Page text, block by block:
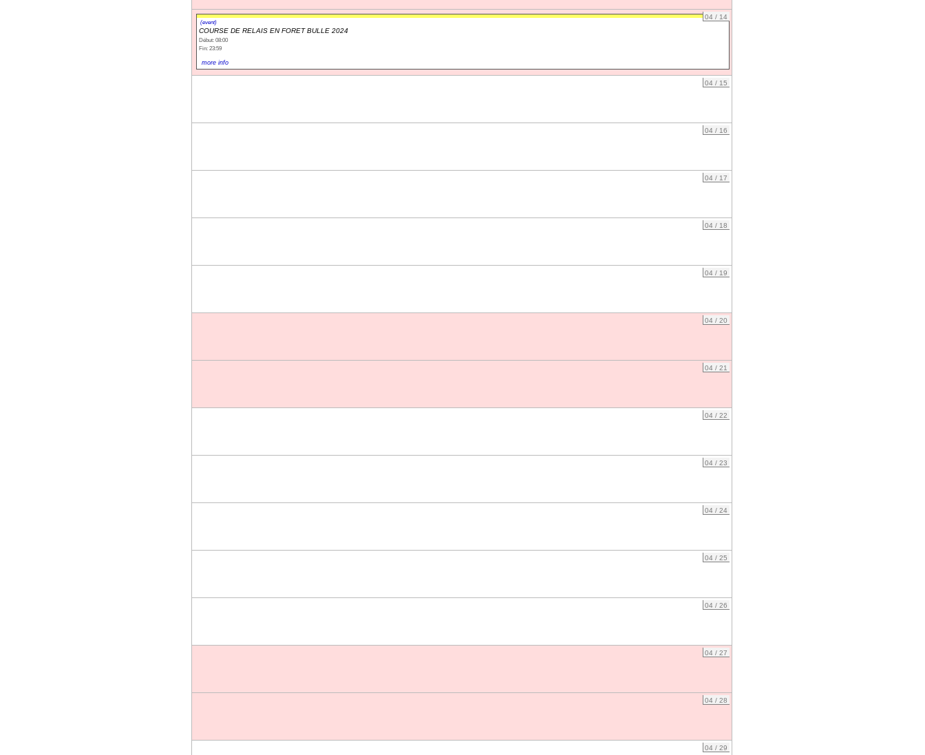
04 / 14
(event)
COURSE DE RELAIS EN FORET BULLE 2024
Début: 08:00
Fin: 23:59
more info
04 / 15
04 / 16
04 / 17
04 / 18
04 / 19
04 / 20
04 / 21
04 / 22
04 / 23
04 / 24
04 / 25
04 / 26
04 / 27
04 / 28
04 / 29